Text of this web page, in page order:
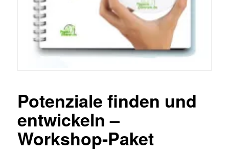
Potenziale finden und
entwickeln –
Workshop-Paket